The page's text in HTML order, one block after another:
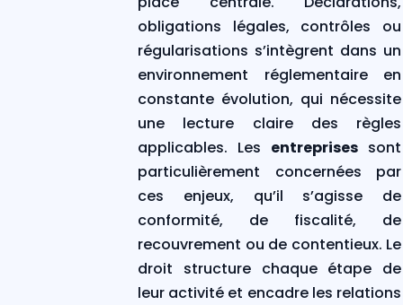
obligations légales, contrôles ou
régularisations s’intègrent dans un
environnement réglementaire en
constante évolution, qui nécessite
une lecture claire des règles
applicables. Les entreprises sont
particulièrement concernées par
ces enjeux, qu’il s’agisse de
conformité, de fiscalité, de
recouvrement ou de contentieux. Le
droit structure chaque étape de
leur activité et encadre les relations